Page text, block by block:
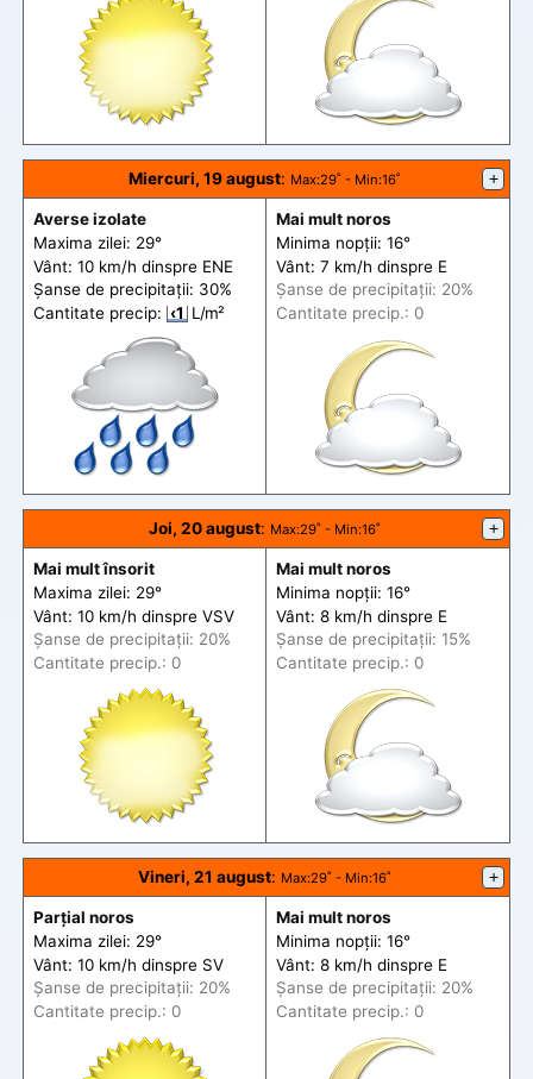
Miercuri, 19 august: Max:29˚ - Min:16˚ +
Averse izolate
Maxima zilei: 29°
Vânt: 10 km/h dinspre ENE
Șanse de precipitații: 30%
Cantitate precip: ‹1 L/m²
Mai mult noros
Minima nopții: 16°
Vânt: 7 km/h dinspre E
Șanse de precipitații: 20%
Cantitate precip.: 0
Joi, 20 august: Max:29˚ - Min:16˚ +
Mai mult însorit
Maxima zilei: 29°
Vânt: 10 km/h dinspre VSV
Șanse de precipitații: 20%
Cantitate precip.: 0
Mai mult noros
Minima nopții: 16°
Vânt: 8 km/h dinspre E
Șanse de precipitații: 15%
Cantitate precip.: 0
Vineri, 21 august: Max:29˚ - Min:16˚ +
Parțial noros
Maxima zilei: 29°
Vânt: 10 km/h dinspre SV
Șanse de precipitații: 20%
Cantitate precip.: 0
Mai mult noros
Minima nopții: 16°
Vânt: 8 km/h dinspre E
Șanse de precipitații: 20%
Cantitate precip.: 0